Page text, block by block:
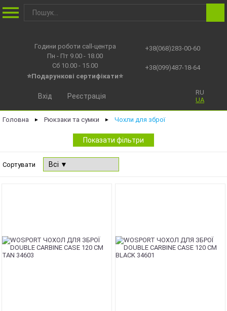
Години роботи call-центра
Пн - Пт 9.00 - 18.00
Сб 10.00 - 15.00
⭐Подарункові сертифікати⭐
+38(068)283-00-60
+38(099)487-18-64
RU
UA
Вхід Реєстрація
Головна ► Рюкзаки та сумки ► Чохли для зброї
Показати фільтри
Сортувати